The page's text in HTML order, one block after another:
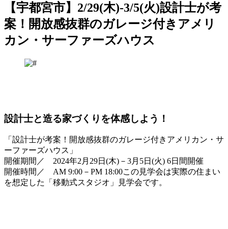
【宇都宮市】2/29(木)-3/5(火)設計士が考
案！開放感抜群のガレージ付きアメリ
カン・サーファーズハウス
設計士と造る家づくりを体感しよう！
「設計士が考案！開放感抜群のガレージ付きアメリカン・サ
ーファーズハウス」
開催期間／ 2024年2月29日(木)－3月5日(火) 6日間開催
開催時間／ AM 9:00－PM 18:00この見学会は実際の住まい
を想定した「移動式スタジオ」見学会です。